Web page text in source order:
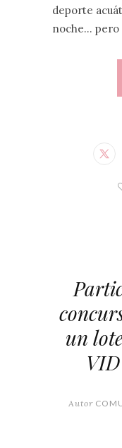
deporte
noche… pero
un
Autor